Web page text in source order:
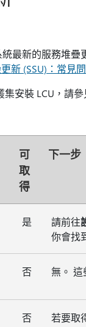
最新的服務堆疊
新 (SSU)：常見
集安裝 LCU，請
可
取
得
下一步
是 請前往
你會找
否 無。 這
否 若要取